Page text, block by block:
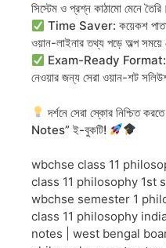
সিস্টেম ও প্রশ্ন কাঠামো মেনে তৈরি।
Time Saver: কয়েকশ
ওয়ান-লাইনার তথ্য পড়ে অল্প সময়ে
Exam-Ready Format:
নেওয়ার জন্য সেরা ওয়ান-শট
দর্শনে সেরা স্কোর নিশ্চিত
Notes” ই-বুকটি!
wbchse class 11
class 11 philosophy 1st
wbchse semester 1
class 11 philosophy
notes | west bengal